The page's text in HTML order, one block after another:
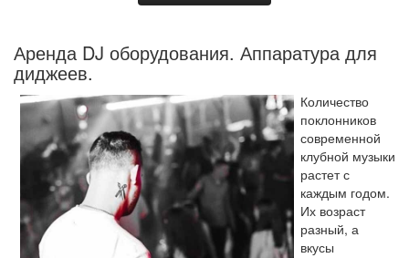
Аренда DJ оборудования. Аппаратура для
диджеев.
Количество
поклонников
современной
клубной музыки
растет с
каждым годом.
Их возраст
разный, а
вкусы